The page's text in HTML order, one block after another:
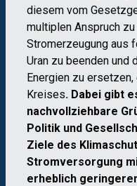
diesem vom
multiplen Anspruch
Stromerzeugung aus
Uran zu beenden und
Energien zu
Kreises. Dabei gibt
nachvollziehbare
Politik und
Ziele des
Stromversorgung
erheblich